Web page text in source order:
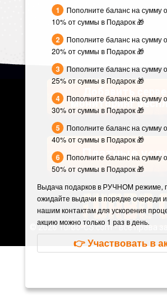
мониторинг
Платные
©2026 Turbo-CS.com - все права
Пополните баланс на сумму
10% от суммы в Подарок 🎁
Пополните баланс на сумму
20% от суммы в Подарок 🎁
Пополните баланс на сумму
25% от суммы в Подарок 🎁
Пополните баланс на сумму
30% от суммы в Подарок 🎁
Пополните баланс на сумму
40% от суммы в Подарок 🎁
Пополните баланс на сумму
50% от суммы в Подарок 🎁
Выдача подарков в РУЧНОМ режиме,
ожидайте выдачи в порядке очереди
нашим контактам для ускорения
акцию можно только 1 раз в день.
👉 Участвовать в